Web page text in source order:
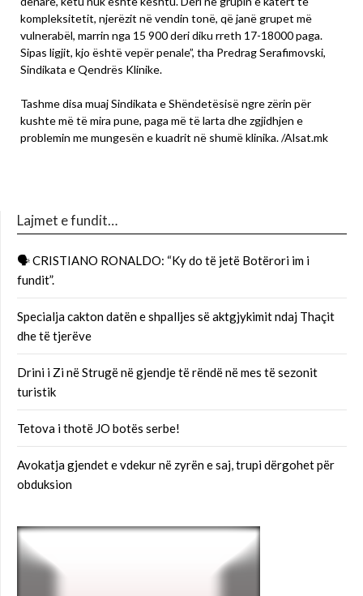
kompleksitetit, njerëzit në vendin tonë, që janë grupet më
vulnerabël, marrin nga 15 900 deri diku rreth 17-18000 paga.
Sipas ligjit, kjo është vepër penale”, tha Predrag Serafimovski,
Sindikata e Qendrës Klinike.
Tashme disa muaj Sindikata e Shëndetësisë ngre zërin për
kushte më të mira pune, paga më të larta dhe zgjidhjen e
problemin me mungesën e kuadrit në shumë klinika. /Alsat.mk
Lajmet e fundit…
🗣 CRISTIANO RONALDO: “Ky do të jetë Botërori im i
fundit”.
Specialja cakton datën e shpalljes së aktgjykimit ndaj Thaçit
dhe të tjerëve
Drini i Zi në Strugë në gjendje të rëndë në mes të sezonit
turistik
Tetova i thotë JO botës serbe!
Avokatja gjendet e vdekur në zyrën e saj, trupi dërgohet për
obduksion